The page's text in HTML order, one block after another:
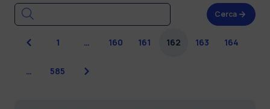
Cerca
Precedente
1 … 160 161 162 163 164
… 585 Successiva